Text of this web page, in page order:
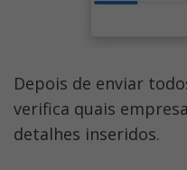
Depois de enviar
verifica quais
detalhes inseridos.